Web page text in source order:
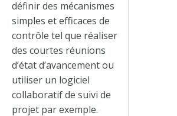
définir des mécanismes
simples et efficaces de
contrôle tel que réaliser
des courtes réunions
d’état d’avancement ou
utiliser un logiciel
collaboratif de suivi de
projet par exemple.